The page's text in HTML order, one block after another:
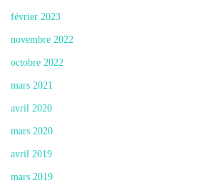
février 2023
novembre 2022
octobre 2022
mars 2021
avril 2020
mars 2020
avril 2019
mars 2019